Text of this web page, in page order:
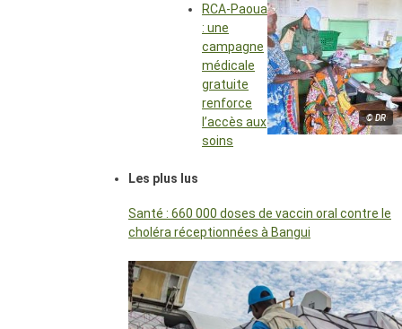
© DR
RCA-Paoua
: une
campagne
médicale
gratuite
renforce
l’accès aux
soins
Les plus lus
Santé : 660 000 doses de vaccin oral contre le
choléra réceptionnées à Bangui